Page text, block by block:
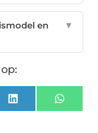
en
▼
LinkedIn